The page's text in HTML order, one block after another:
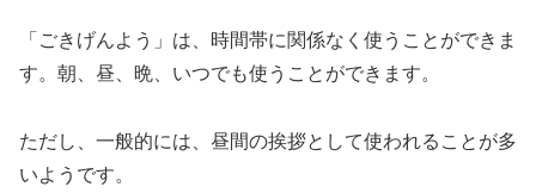
「ごきげんよう」は、時間帯に関係なく使うことができま
す。朝、昼、晩、いつでも使うことができます。
ただし、一般的には、昼間の挨拶として使われることが多
いようです。